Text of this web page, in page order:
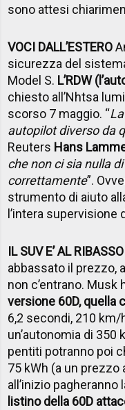
sono attesi
VOCI DALL’ESTERO
sicurezza del
Model S. L’RDW
chiesto all’Nhtsa
scorso 7 maggio. “
autopilot diverso da
Reuters Hans
che non ci sia nulla
correttamente”.
strumento di aiuto
l’intera supervisione
IL SUV E’ AL RIBASSO
abbassato il prezzo,
non c’entrano.
versione 60D, quella
6,2 secondi, 210
un’autonomia di
pentiti potranno poi
75 kWh (a un
all’inizio pagheranno
listino della 60D